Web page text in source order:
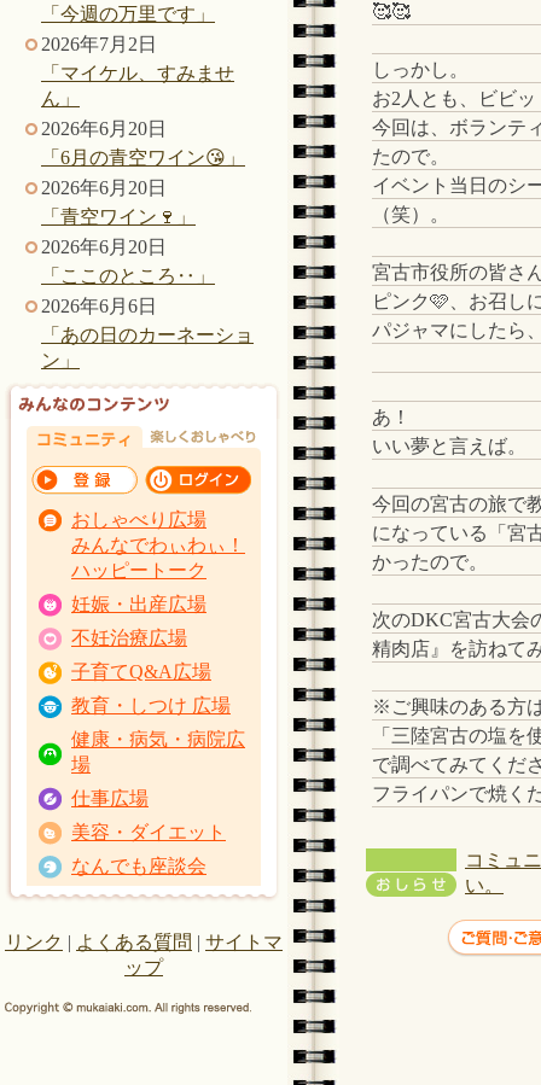
「今週の万里です」
2026年7月2日
「マイケル、すみませ
ん」
2026年6月20日
「6月の青空ワイン😘」
2026年6月20日
「青空ワイン🍷」
2026年6月20日
「ここのところ‥」
2026年6月6日
「あの日のカーネーショ
ン」
おしゃべり広場
みんなでわぃわぃ！
ハッピートーク
妊娠・出産広場
不妊治療広場
子育てQ&A広場
教育・しつけ 広場
健康・病気・病院広
場
仕事広場
美容・ダイエット
なんでも座談会
リンク | よくある質問 | サイトマ
ップ
🥰🥰
しっかし。
お2人とも、ビビ
今回は、ボランテ
たので。
イベント当日のシ
（笑）。
宮古市役所の皆さ
ピンク🩷、お召し
パジャマにしたら
あ！
いい夢と言えば。
今回の宮古の旅で
になっている「宮
かったので。
次のDKC宮古大会
精肉店』を訪ねて
※ご興味のある方
「三陸宮古の塩を
で調べてみてくだ
フライパンで焼く
コミュ
い。